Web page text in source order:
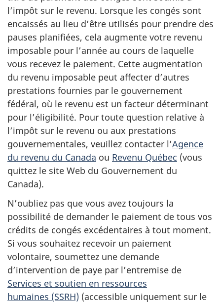
l’impôt sur le revenu. Lorsque les congés sont
encaissés au lieu d’être utilisés pour prendre des
pauses planifiées, cela augmente votre revenu
imposable pour l’année au cours de laquelle
vous recevez le paiement. Cette augmentation
du revenu imposable peut affecter d’autres
prestations fournies par le gouvernement
fédéral, où le revenu est un facteur déterminant
pour l’éligibilité. Pour toute question relative à
l’impôt sur le revenu ou aux prestations
gouvernementales, veuillez contacter l’Agence
du revenu du Canada ou Revenu Québec (vous
quittez le site Web du Gouvernement du
Canada).
N’oubliez pas que vous avez toujours la
possibilité de demander le paiement de tous vos
crédits de congés excédentaires à tout moment.
Si vous souhaitez recevoir un paiement
volontaire, soumettez une demande
d’intervention de paye par l’entremise de
Services et soutien en ressources
humaines (SSRH) (accessible uniquement sur le